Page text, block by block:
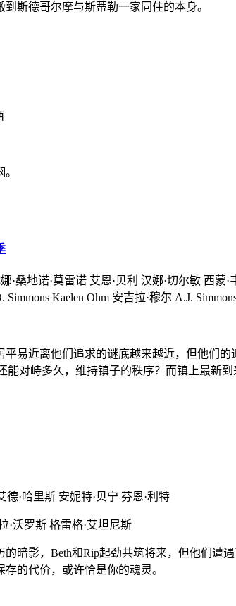
斯德哥尔摩与斯蒂勒一家同住的本身。
·桑地诺·莫雷诺 艾恩·贝利 汉娜·切尔敏 西蒙
Simmons Kaelen Ohm 安吉拉·穆尔 A.J.
易近离他们追求的谜底越来越近，但他们
能对峙多久，维持镇子的秩序？而镇上最新
德·哈里斯 安妮特·贝宁 芬恩·利特
·沃罗斯 格雷格·艾坦尼斯
的暗影，Beth和Rip起劲共筑将来，但他们遭
的代价，或许恰是你的魂灵。